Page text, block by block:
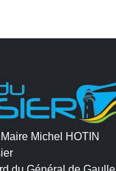
Michel HOTIN